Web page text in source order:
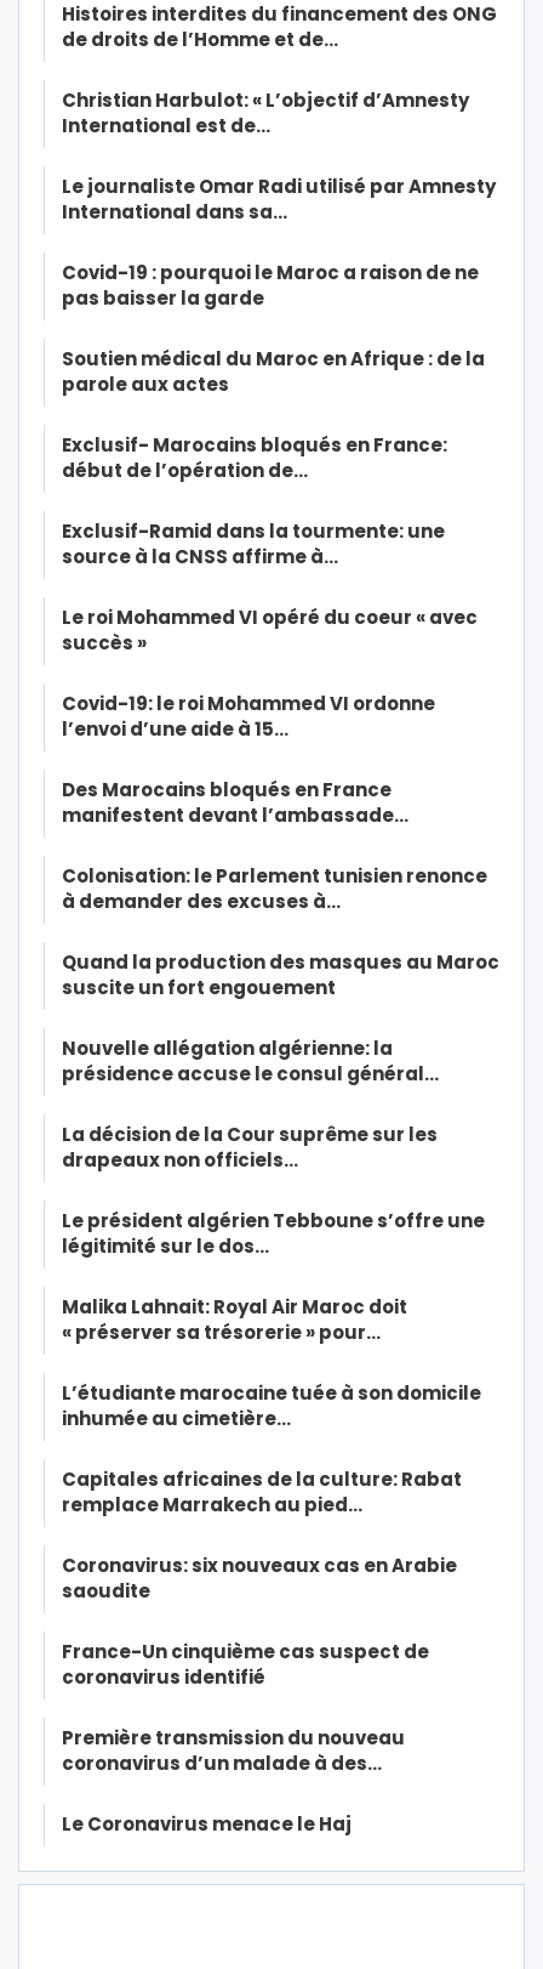
Histoires interdites du financement des ONG
de droits de l’Homme et de…
Christian Harbulot: « L’objectif d’Amnesty
International est de…
Le journaliste Omar Radi utilisé par Amnesty
International dans sa…
Covid-19 : pourquoi le Maroc a raison de ne
pas baisser la garde
Soutien médical du Maroc en Afrique : de la
parole aux actes
Exclusif- Marocains bloqués en France:
début de l’opération de…
Exclusif-Ramid dans la tourmente: une
source à la CNSS affirme à…
Le roi Mohammed VI opéré du coeur « avec
succès »
Covid-19: le roi Mohammed VI ordonne
l’envoi d’une aide à 15…
Des Marocains bloqués en France
manifestent devant l’ambassade…
Colonisation: le Parlement tunisien renonce
à demander des excuses à…
Quand la production des masques au Maroc
suscite un fort engouement
Nouvelle allégation algérienne: la
présidence accuse le consul général…
La décision de la Cour suprême sur les
drapeaux non officiels…
Le président algérien Tebboune s’offre une
légitimité sur le dos…
Malika Lahnait: Royal Air Maroc doit
« préserver sa trésorerie » pour…
L’étudiante marocaine tuée à son domicile
inhumée au cimetière…
Capitales africaines de la culture: Rabat
remplace Marrakech au pied…
Coronavirus: six nouveaux cas en Arabie
saoudite
France-Un cinquième cas suspect de
coronavirus identifié
Première transmission du nouveau
coronavirus d’un malade à des…
Le Coronavirus menace le Haj